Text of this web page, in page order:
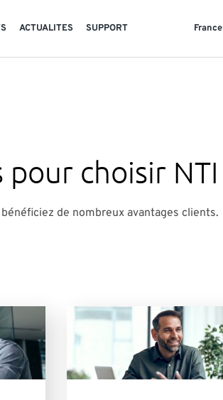
ACTUALITES SUPPORT France
pour choisir NTI
de nombreux avantages clients.